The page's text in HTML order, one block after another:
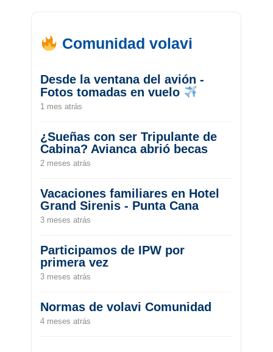
Comunidad volavi
Desde la ventana del avión -
Fotos tomadas en vuelo
1 mes atrás
¿Sueñas con ser Tripulante de
Cabina? Avianca abrió becas
2 meses atrás
Vacaciones familiares en Hotel
Grand Sirenis - Punta Cana
3 meses atrás
Participamos de IPW por
primera vez
3 meses atrás
Normas de volavi Comunidad
4 meses atrás